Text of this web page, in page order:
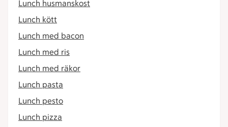
Lunch husmanskost
Lunch kött
Lunch med bacon
Lunch med ris
Lunch med räkor
Lunch pasta
Lunch pesto
Lunch pizza